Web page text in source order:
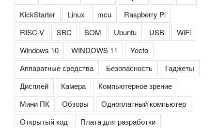
KickStarter
Linux mcu
Raspberry Pi
RISC-V
SBC SOM Ubuntu USB
WiFi
Windows 10
WINDOWS 11
Yocto
Аппаратные средства
Безопасность
Гаджеты
Дисплей
Камера
Компьютерное зрение
Мини ПК
Обзоры
Одноплатный компьютер
Открытый код
Плата для разработки